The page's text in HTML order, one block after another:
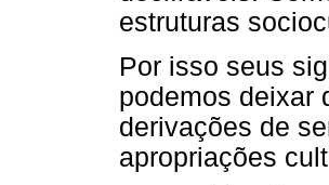
estruturas
Por isso seus
podemos deixar
derivações de
apropriações